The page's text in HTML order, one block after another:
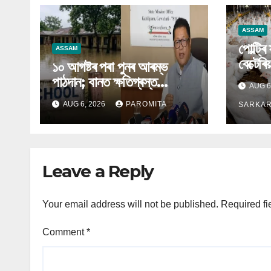
ASSAM
১০ আগষ্টৰ পৰা পুনৰ আৰম্ভ
পাঠদান; বানত ক্ষতিগ্ৰস্ত
বিদ্যালয়ৰ বাবে বিকল্প ব্যৱস্থা
অসম চৰকাৰৰ
AUG 6, 2026 PAROMITA
ASSAM
পোল্ট্ৰি
AUG
Leave a Reply
Your email address will not be published. Required
Comment*